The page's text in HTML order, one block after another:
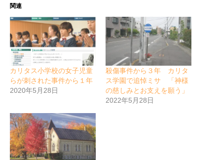
関連
カリタス小学校の女子児童
らが刺された事件から１年
2020年5月28日
殺傷事件から３年 カリタ
ス学園で追悼ミサ 「神様
の慈しみとお支えを願う」
2022年5月28日